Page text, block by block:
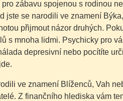
zábavu spojenou s rodinou
jste se narodili ve znamení
přijmout názor druhých.
s mnoha lidmi. Psychicky pro
depresivní nebo pocítíte
ve znamení Blíženců, Vah
Z finančního hlediska vám